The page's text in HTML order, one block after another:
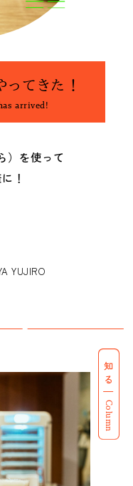
てきた！
arrived!
）を使って
！
YUJIRO
知る
Column